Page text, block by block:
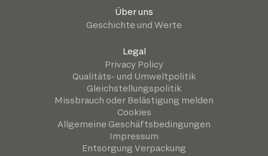
Über uns
Geschichte und Werte
Legal
Privacy Policy
Qualitäts- und Umweltpolitik
Gleichstellungspolitik
Missbrauch oder Belästigung melden
Cookies
Allgemeine Geschäftsbedingungen
Impressum
Entsorgung Verpackung